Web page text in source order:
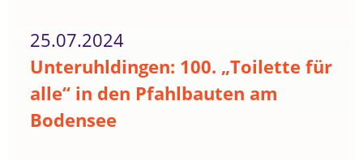
25.07.2024
Unteruhldingen: 100. „Toilette für
alle“ in den Pfahlbauten am
Bodensee